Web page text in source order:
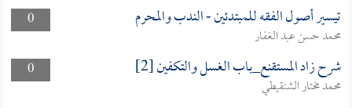
0
تيسير أصول الفقه للمبتدئين - الندب والمحرم
محمد حسن عبد الغفار
0
شرح زاد المستقنع_باب الغسل والتكفين [2]
محمد مختار الشنقيطي